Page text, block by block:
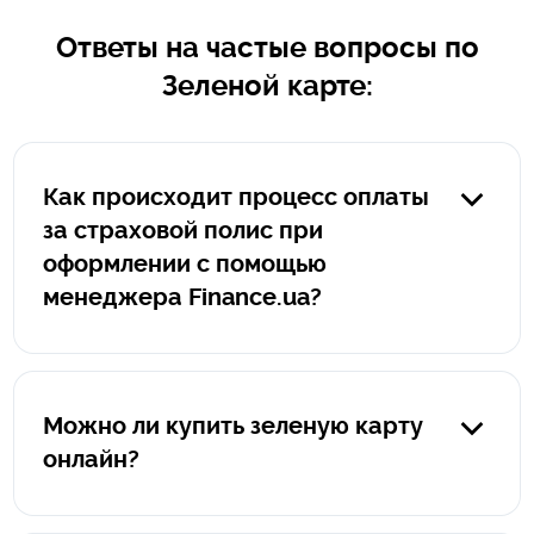
Ответы на частые вопросы по
Зеленой карте:
Как происходит процесс оплаты
за страховой полис при
оформлении с помощью
менеджера Finance.ua?
Finance.ua оплата за такой полис производиться
Прямую ссылку на оплату формирует менеджер
Finance.ua, ссылка всегда начинается исключительно
на portmone.com ваши данные защищены и не
Можно ли купить зеленую карту
онлайн?